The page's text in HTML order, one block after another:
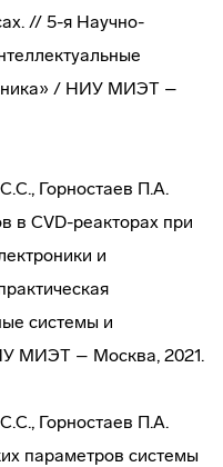
// 5-я Научно-
/ НИУ МИЭТ –
Горностаев П.А.
в CVD-реакторах при
и
системы и
МИЭТ – Москва, 2021.
Горностаев П.А.
параметров системы